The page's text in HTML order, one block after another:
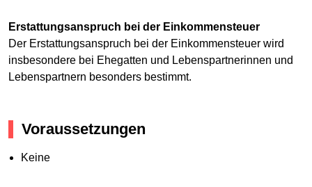
Erstattungsanspruch bei der Einkommensteuer
Der Erstattungsanspruch bei der Einkommensteuer wird
insbesondere bei Ehegatten und Lebenspartnerinnen und
Lebenspartnern besonders bestimmt.
Voraussetzungen
Keine